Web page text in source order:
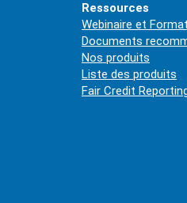
Ressources
Webinaire et
Documents
Nos produits
Liste des produits
Fair Credit